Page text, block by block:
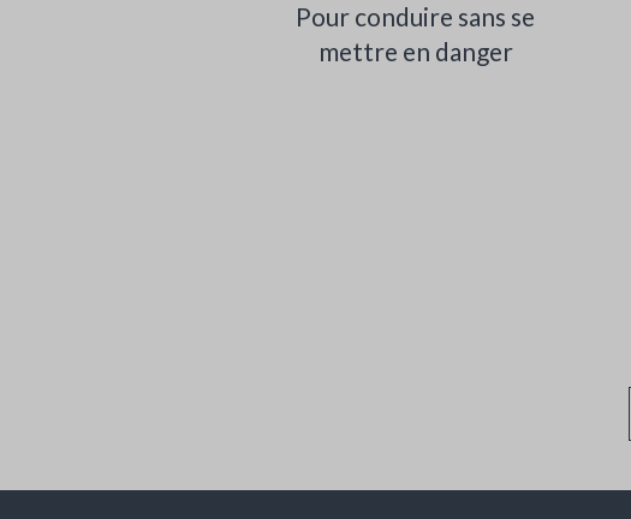
Pour conduire sans se
mettre en danger